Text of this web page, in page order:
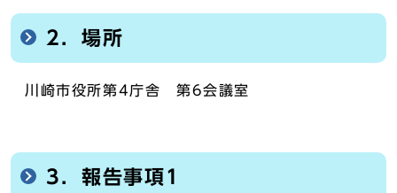
2．場所
川崎市役所第4庁舎 第6会議室
3．報告事項1